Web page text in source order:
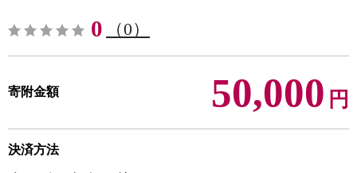
0 （0）
寄附金額 50,000 円
決済方法